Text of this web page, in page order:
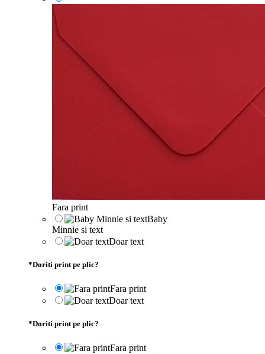
Fara print
Baby
Minnie si text
Doar text
*Doriti print pe plic?
Fara print
Doar text
*Doriti print pe plic?
Fara print